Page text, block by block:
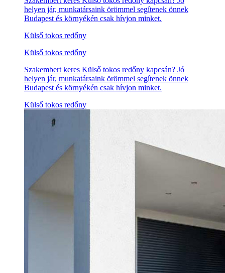
helyen jár, munkatársaink örömmel segítenek önnek
Budapest és környékén csak hívjon minket.
Külső tokos redőny
Külső tokos redőny
Szakembert keres Külső tokos redőny kapcsán? Jó
helyen jár, munkatársaink örömmel segítenek önnek
Budapest és környékén csak hívjon minket.
Külső tokos redőny